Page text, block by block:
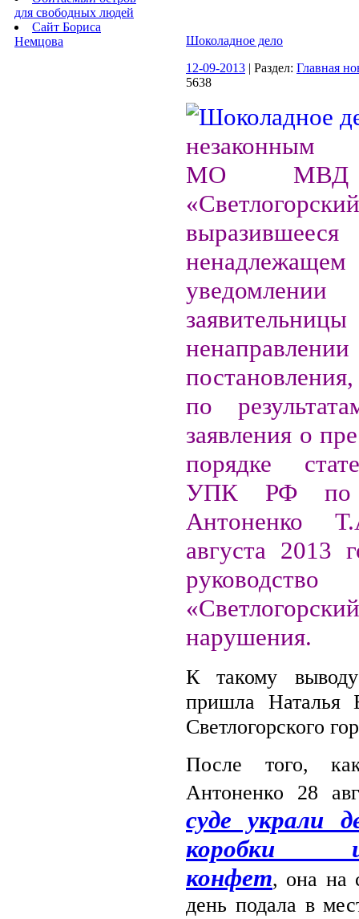
для свободных людей
Сайт Бориса
Немцова
Шоколадное дело
12-09-2013 | Раздел: Главная
5638
незаконным
МО МВД
ненадлежащем
уведомлении
по
заявления о
порядке
УПК РФ по
Антоненко
августа 2013
нарушения.
К такому
пришла Наталья
Светлогорского
После того,
Антоненко 28
суде украли
коробки
конфет, она на
день подала в